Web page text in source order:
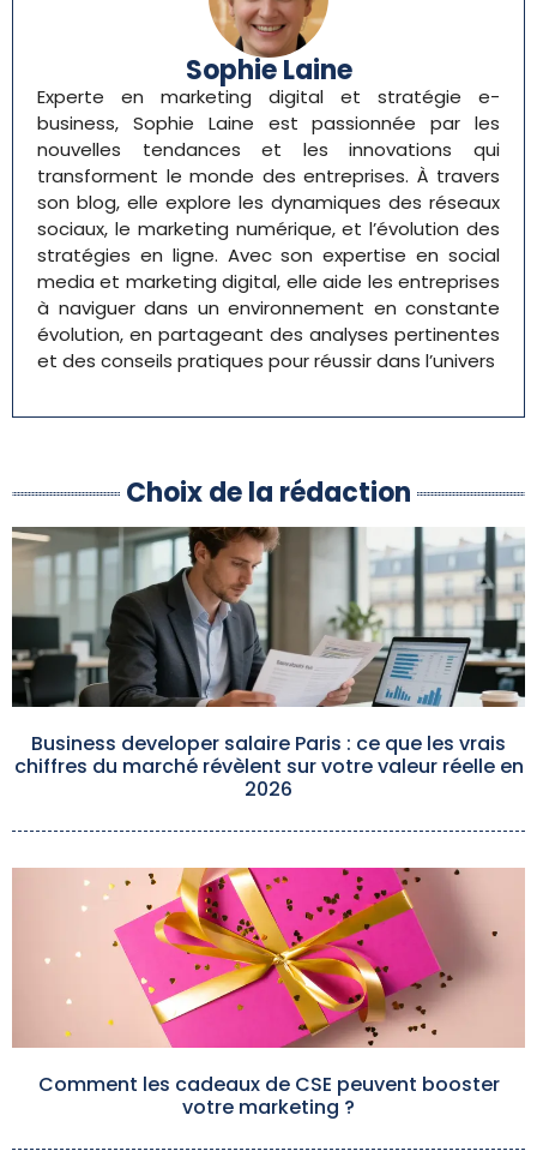
Sophie Laine
Experte en marketing digital et stratégie e-
business, Sophie Laine est passionnée par les
nouvelles tendances et les innovations qui
transforment le monde des entreprises. À travers
son blog, elle explore les dynamiques des réseaux
sociaux, le marketing numérique, et l’évolution des
stratégies en ligne. Avec son expertise en social
media et marketing digital, elle aide les entreprises
à naviguer dans un environnement en constante
évolution, en partageant des analyses pertinentes
et des conseils pratiques pour réussir dans l’univers
Choix de la rédaction
Business developer salaire Paris : ce que les vrais
chiffres du marché révèlent sur votre valeur réelle en
2026
Comment les cadeaux de CSE peuvent booster
votre marketing ?